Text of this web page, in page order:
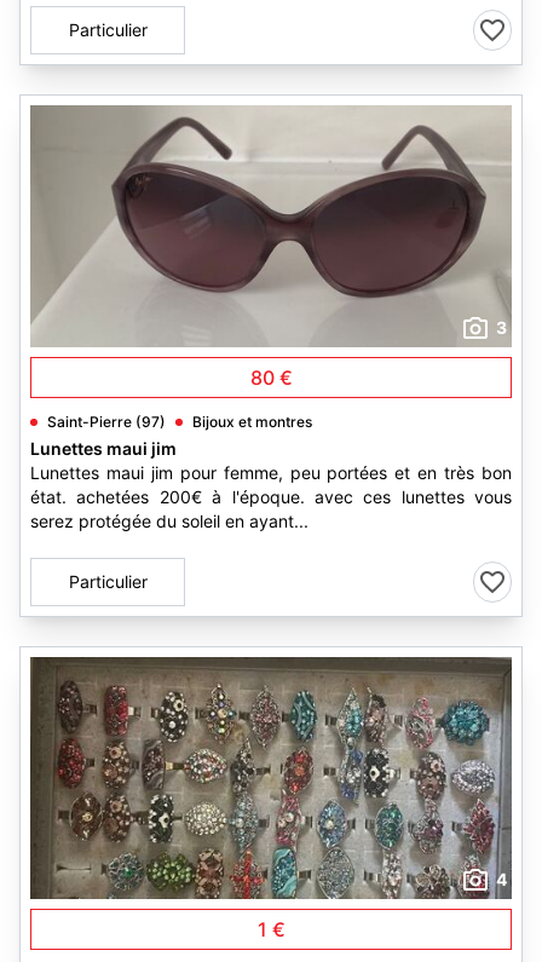
Particulier
3
80 €
Saint-Pierre (97) Bijoux et montres
Lunettes maui jim
Lunettes maui jim pour femme, peu portées et en très bon
état. achetées 200€ à l'époque. avec ces lunettes vous
serez protégée du soleil en ayant...
Particulier
4
1 €